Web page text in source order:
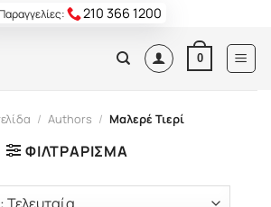
210 366 1200
0
/ Authors / Μαλερέ Τιερί
ΦΙΛΤΡΆΡΙΣΜΑ